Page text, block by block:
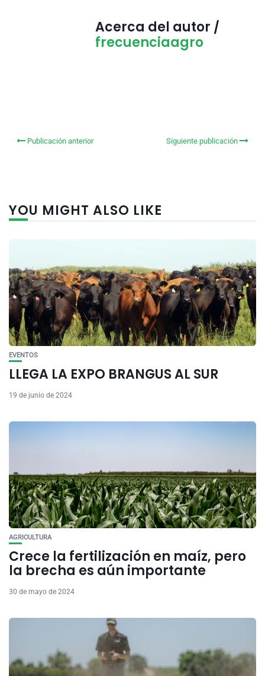
Acerca del autor /
frecuenciaagro
Publicación anterior Siguiente publicación
YOU MIGHT ALSO LIKE
EVENTOS
LLEGA LA EXPO BRANGUS AL SUR
19 de junio de 2024
AGRICULTURA
Crece la fertilización en maíz, pero
la brecha es aún importante
30 de mayo de 2024